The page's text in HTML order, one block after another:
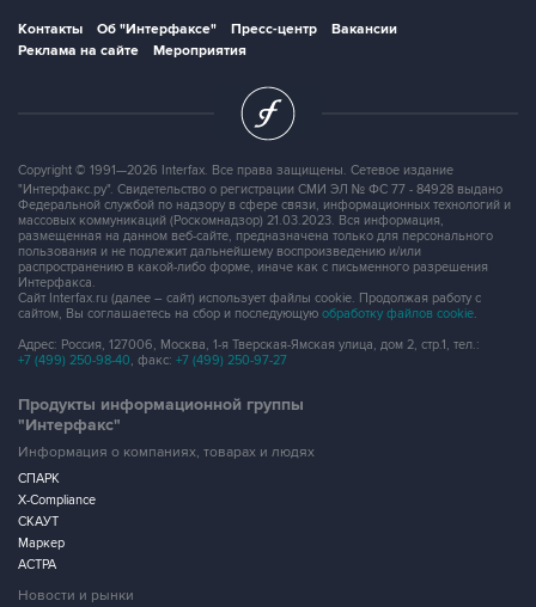
Контакты Об "Интерфаксе" Пресс-центр
Вакансии
Реклама на сайте
Мероприятия
Copyright © 1991—2026 Interfax. Все права защищены. Сетевое издание
"Интерфакс.ру". Свидетельство о регистрации СМИ ЭЛ № ФС 77 - 84928 выдано
Федеральной службой по надзору в сфере связи, информационных технологий и
массовых коммуникаций (Роскомнадзор) 21.03.2023. Вся информация,
размещенная на данном веб-сайте, предназначена только для персонального
пользования и не подлежит дальнейшему воспроизведению и/или
распространению в какой-либо форме, иначе как с письменного разрешения
Интерфакса.
Сайт Interfax.ru (далее – сайт) использует файлы cookie. Продолжая работу с
сайтом, Вы соглашаетесь на сбор и последующую обработку файлов cookie.
Адрес: Россия, 127006, Москва, 1-я Тверская-Ямская улица, дом 2, стр.1, тел.:
+7 (499) 250-98-40, факс: +7 (499) 250-97-27
Продукты информационной группы
"Интерфакс"
Информация о компаниях, товарах и людях
СПАРК
X-Compliance
СКАУТ
Маркер
АСТРА
Новости и рынки